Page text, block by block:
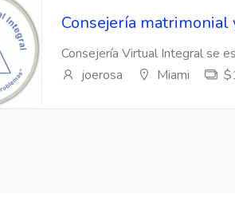
Consejería matrimonial
Consejería Virtual Integral se
joerosa
Miami